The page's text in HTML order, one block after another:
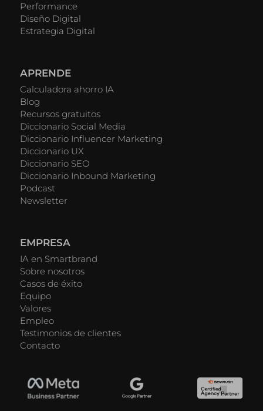
Performance
Diseño Digital
Estrategia Digital
APRENDE
Calculadora ahorro IA
Blog
Recursos gratuitos
Diccionario Social Media
Diccionario Influencer Marketing
Diccionario UX
Diccionario SEO
Diccionario Inbound Marketing
Podcast
Newsletter
EMPRESA
IA en Smartbrand
Sobre nosotros
Casos de éxito
Equipo
Valores
Empleo
Testimonios de clientes
Contacto